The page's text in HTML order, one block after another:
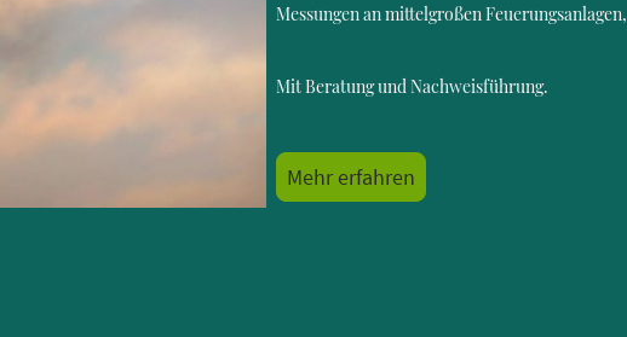
Messungen an mittelgroßen Feuerungsanlagen,
Mit Beratung und Nachweisführung.
Mehr erfahren